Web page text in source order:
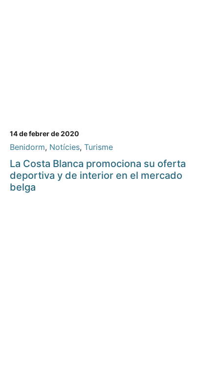
14 de febrer de 2020
Benidorm, Notícies, Turisme
La Costa Blanca promociona su oferta
deportiva y de interior en el mercado
belga